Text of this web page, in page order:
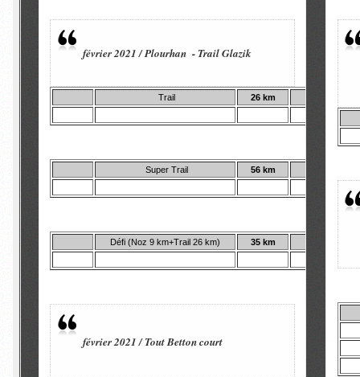
février 2021 / Plourhan - Trail Glazik
Trail 26 km
Super Trail 56 km
Défi (Noz 9 km+Trail 26 km) 35 km
février 2021 / Tout Betton court